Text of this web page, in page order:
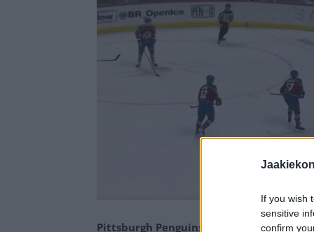
If you wish
sensitive
confirm
Pittsburgh Penguinsin